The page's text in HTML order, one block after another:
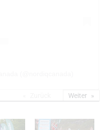
Weiter